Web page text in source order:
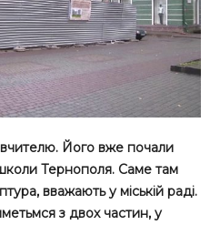
Його вже почали
Тернополя. Саме там
вважають у міській раді.
з двох частин, у